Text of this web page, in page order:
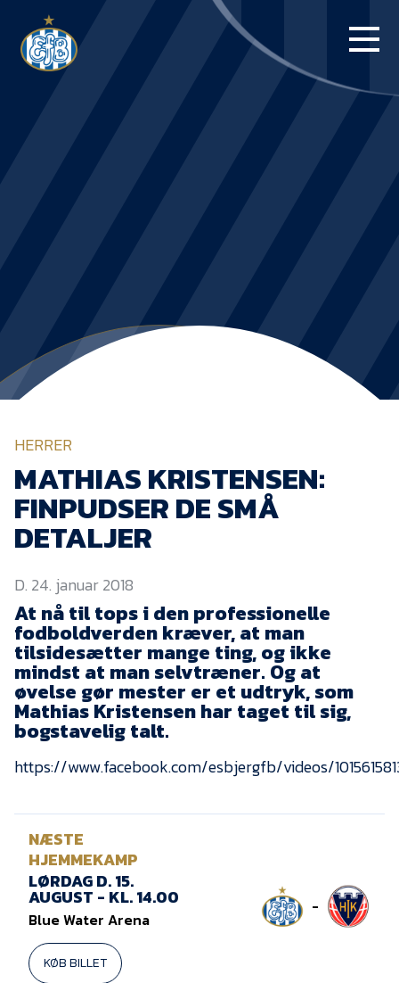
BLUE WATER
NYHEDER
Om Esbjerg fB
Sydvestjysk Fodbold
Samarbejde
Partnere
Blue Water Arena
Aktionærinformation
Kontakt
Job i EfB
HERRER
MATHIAS KRISTENSEN:
FINPUDSER DE SMÅ
DETALJER
D. 24. januar 2018
At nå til tops i den professionelle
fodboldverden kræver, at man
tilsidesætter mange ting, og ikke
mindst at man selvtræner. Og at
øvelse gør mester er et udtryk, som
Mathias Kristensen har taget til sig,
bogstavelig talt.
https://www.facebook.com/esbjergfb/videos/
NÆSTE
HJEMMEKAMP
LØRDAG D. 15.
AUGUST - KL. 14.00
Blue Water Arena
KØB BILLET
-